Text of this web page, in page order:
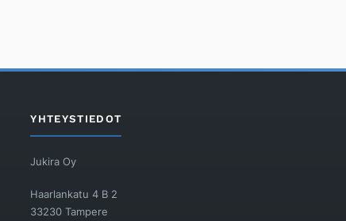
YHTEYSTIEDOT
Jukira Oy
Haarlankatu 4 B 2
33230 Tampere